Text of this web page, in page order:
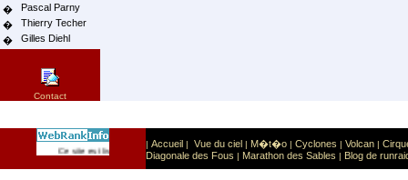
�
Pascal Parny
�
Thierry Techer
�
Gilles Diehl
Contact
Ce site est list� dans la cat�gorie Sport: Sports extr�mes
| Accueil | Vue du ciel | M�t�o | Cyclones | Volcan |
Diagonale des Fous | Marathon des Sables | Blog de